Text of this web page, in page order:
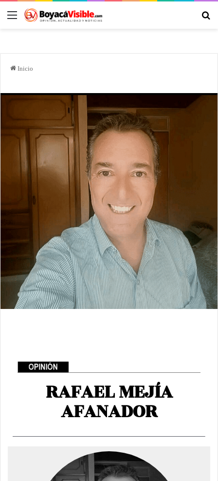
Inicio
RAFAEL MEJÍA
AFANADOR